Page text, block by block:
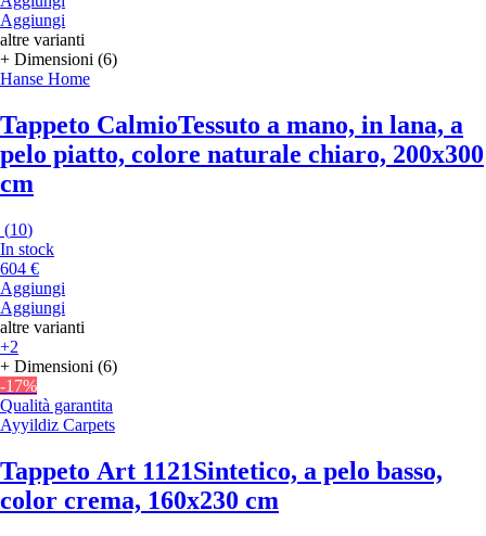
Aggiungi
altre varianti
+ Dimensioni (6)
Hanse Home
Tappeto CalmioTessuto a mano, in lana, a
pelo piatto, colore naturale chiaro, 200x300
cm
(10)
In stock
604 €
Aggiungi
Aggiungi
altre varianti
+2
+ Dimensioni (6)
-17%
Qualità garantita
Ayyildiz Carpets
Tappeto Art 1121Sintetico, a pelo basso,
color crema, 160x230 cm